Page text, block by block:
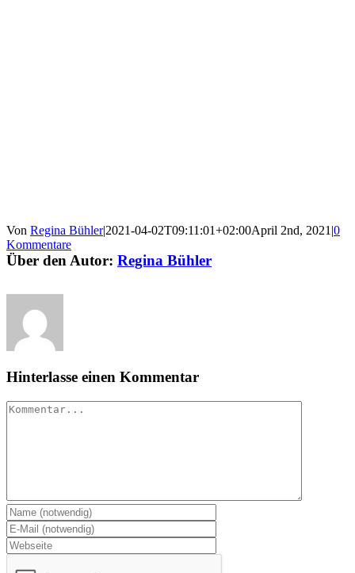
Von Regina Bühler|2021-04-02T09:11:01+02:00April 2nd, 2021 |0
Kommentare
Über den Autor: Regina Bühler
Hinterlasse einen Kommentar
Kommentar